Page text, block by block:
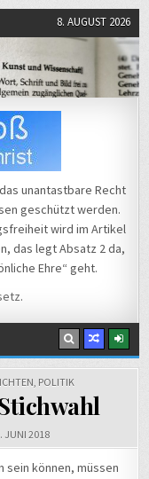
8. AUGUST 2026
unantastbare Recht
geschützt werden.
wird im Artikel
das legt Absatz 2 da,
Ehre“ geht.
.
, POLITIK
JUNI 2018
sein können, müssen